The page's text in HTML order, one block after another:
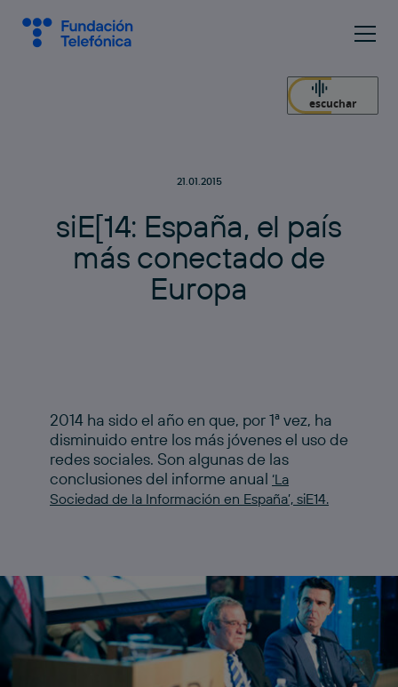
escuchar
21.01.2015
siE[14: España, el país
más conectado de
Europa
2014 ha sido el año en que, por 1ª vez, ha
disminuido entre los más jóvenes el uso de
redes sociales. Son algunas de las
conclusiones del informe anual ‘La
Sociedad de la Información en España’, siE14.